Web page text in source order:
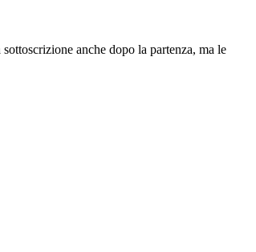
anche dopo la partenza, ma le